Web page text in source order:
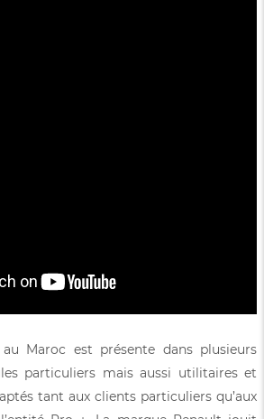
Maroc est présente dans plusieurs
particuliers mais aussi utilitaires et
tant aux clients particuliers qu’aux